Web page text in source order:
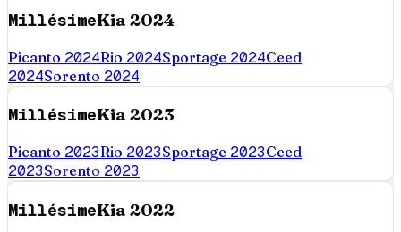
MillésimeKia 2024
Picanto 2024Rio 2024Sportage 2024Ceed
2024Sorento 2024
MillésimeKia 2023
Picanto 2023Rio 2023Sportage 2023Ceed
2023Sorento 2023
MillésimeKia 2022